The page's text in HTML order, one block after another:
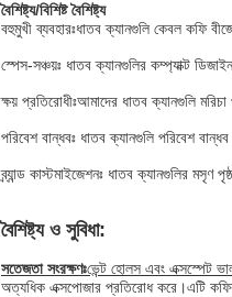
বৈশিষ্ট্য/বিশিষ্ট বৈশিষ্ট্য
বহুমুখী ব্যবহারঃধাতব ক্যানগুলি কেবল কফি
স্পেস-সঞ্চয়ঃ ধাতব ক্যানগুলির কম্প্যাক্ট
ক্ষয় প্রতিরোধীঃআমাদের ধাতব ক্যানগুলি মরিচা
পরিবেশ বান্ধবঃ ধাতব ক্যানগুলি পরিবেশ
ব্র্যান্ড কাস্টমাইজেশনঃ ধাতব ক্যানগুলির
বৈশিষ্ট্য ও সুবিধা:
সতেজতা সংরক্ষণঃভেন্ট হোলস এবং এক্সস্পেট
অত্যধিক এক্সপোজার প্রতিরোধ করে।এটি